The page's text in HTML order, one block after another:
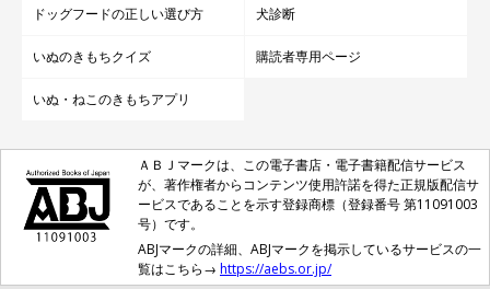
ドッグフードの正しい選び方 犬診断
いぬのきもちクイズ 購読者専用ページ
いぬ・ねこのきもちアプリ
ＡＢＪマークは、この電子書店・電子書籍配信サービス
が、著作権者からコンテンツ使用許諾を得た正規版配信サ
ービスであることを示す登録商標（登録番号 第11091003
号）です。
ABJマークの詳細、ABJマークを掲示しているサービスの一
覧はこちら→ https://aebs.or.jp/